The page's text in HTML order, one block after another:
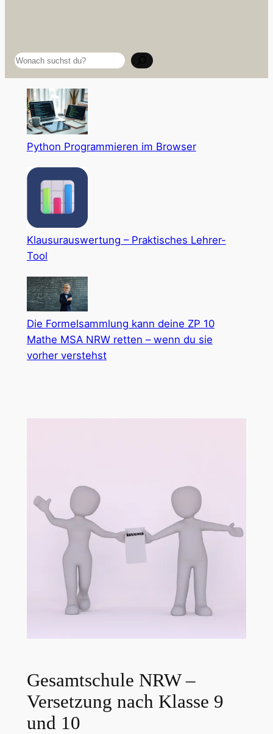
Suchen
Python Programmieren im Browser
Klausurauswertung – Praktisches Lehrer-
Tool
Die Formelsammlung kann deine ZP 10
Mathe MSA NRW retten – wenn du sie
vorher verstehst
Gesamtschule NRW –
Versetzung nach Klasse 9
und 10